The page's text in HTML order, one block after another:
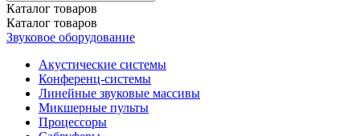
Каталог товаров
Каталог товаров
Звуковое оборудование
Акустические системы
Конференц-системы
Линейные звуковые массивы
Микшерные пульты
Процессоры